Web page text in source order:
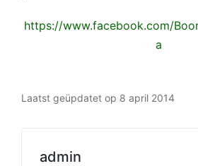
https://www.facebook.com/
a
Laatst geüpdatet op 8 april 2014
admin